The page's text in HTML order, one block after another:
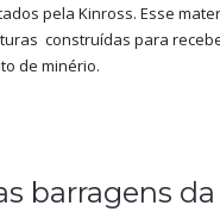
pela Kinross. Esse
construídas para
de minério.
barragens